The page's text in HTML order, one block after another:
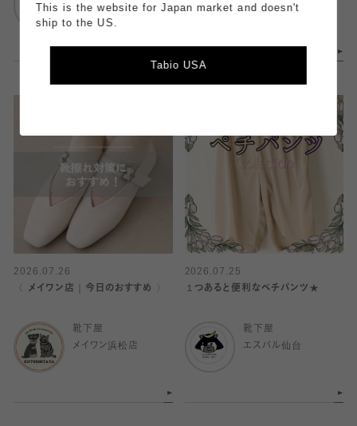
ルミネ横浜店 ルミネ横浜店
2026.07.26
〈 メイワン店｜今日のおすすめ 〉
靴下屋
メイワン浜松店
2026.07.25
１つあると便利なベチパンツ★
靴下屋
エスパル仙台
This is the website for Japan market and doesn't
ship to the US.
Tabio USA